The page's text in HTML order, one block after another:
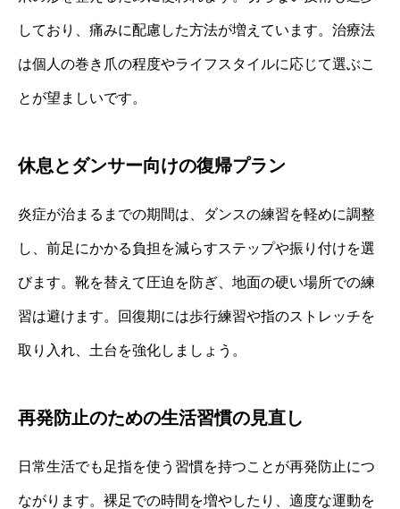
しており、痛みに配慮した方法が増えています。治療法
は個人の巻き爪の程度やライフスタイルに応じて選ぶこ
とが望ましいです。
休息とダンサー向けの復帰プラン
炎症が治まるまでの期間は、ダンスの練習を軽めに調整
し、前足にかかる負担を減らすステップや振り付けを選
びます。靴を替えて圧迫を防ぎ、地面の硬い場所での練
習は避けます。回復期には歩行練習や指のストレッチを
取り入れ、土台を強化しましょう。
再発防止のための生活習慣の見直し
日常生活でも足指を使う習慣を持つことが再発防止につ
ながります。裸足での時間を増やしたり、適度な運動を